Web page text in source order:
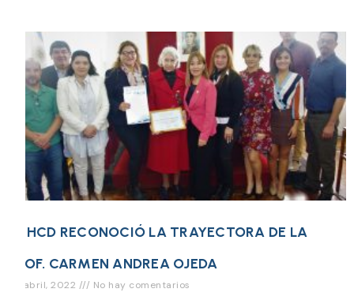
EL HCD RECONOCIÓ LA TRAYECTORA DE LA
PROF. CARMEN ANDREA OJEDA
28 abril, 2022 No hay comentarios